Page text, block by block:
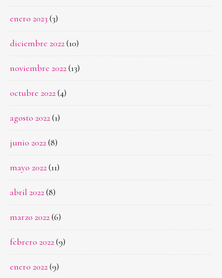
enero 2023 (3)
diciembre 2022(10)
noviembre 2022(13)
octubre 2022(4)
agosto 2022(1)
junio 2022(8)
mayo 2022(11)
abril 2022(8)
marzo 2022(6)
febrero 2022(9)
enero 2022(9)